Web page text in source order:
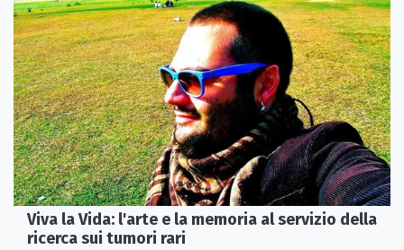
Viva la Vida: l'arte e la memoria al servizio della
ricerca sui tumori rari